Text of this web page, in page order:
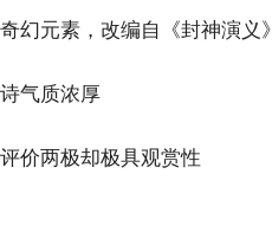
幻元素，改编自《封神演义》
气质浓厚
价两极却极具观赏性